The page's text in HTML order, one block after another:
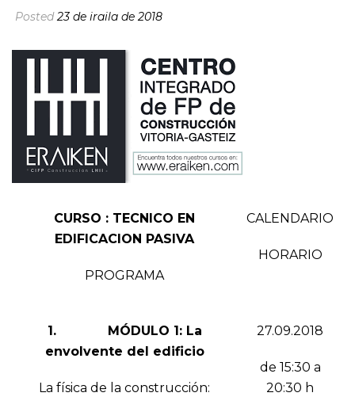
Posted23 de iraila de 2018
CURSO : TECNICO EN
EDIFICACION PASIVA
PROGRAMA
CALENDARIO
HORARIO
1. MÓDULO 1: La
envolvente del edificio
La física de la construcción:
27.09.2018
de 15:30 a
20:30 h